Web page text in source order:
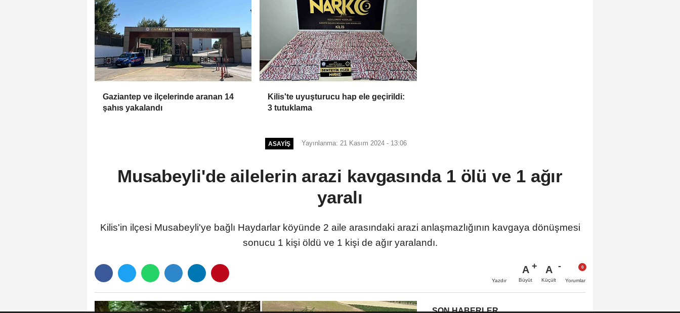
Gaziantep ve ilçelerinde aranan 14
şahıs yakalandı
Kilis'te uyuşturucu hap ele geçirildi:
3 tutuklama
ASAYIŞ Yayınlanma: 21 Kasım 2024 - 13:06
Musabeyli'de ailelerin arazi kavgasında 1 ölü ve 1 ağır
yaralı
Kilis'in ilçesi Musabeyli'ye bağlı Haydarlar köyünde 2 aile arasındaki arazi anlaşmazlığının kavgaya dönüşmesi
sonucu 1 kişi öldü ve 1 kişi de ağır yaralandı.
Yazdır
A
Büyüt
A
Küçült Yorumlar
SON HABERLER